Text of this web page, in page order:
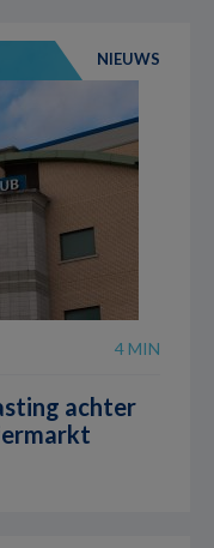
NIEUWS
4 MIN
achter